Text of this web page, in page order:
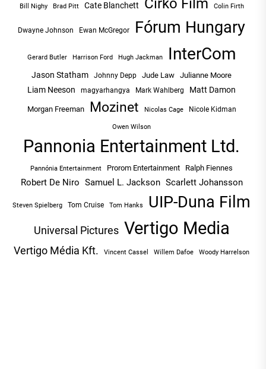
Bill Nighy Brad Pitt Cate Blanchett Colin Firth
Dwayne Johnson Ewan McGregor Fórum Hungary
Gerard Butler Harrison Ford Hugh Jackman InterCom
Jason Statham Johnny Depp Jude Law Julianne Moore
Liam Neeson magyarhangya Mark Wahlberg Matt Damon
Morgan Freeman Mozinet Nicolas Cage Nicole Kidman
Owen Wilson
Pannonia Entertainment Ltd.
Pannónia Entertainment Prorom Entertainment Ralph Fiennes
Robert De Niro Samuel L. Jackson Scarlett Johansson
Steven Spielberg Tom Cruise Tom Hanks UIP-Duna Film
Universal Pictures Vertigo Media
Vertigo Média Kft. Vincent Cassel Willem Dafoe Woody Harrelson